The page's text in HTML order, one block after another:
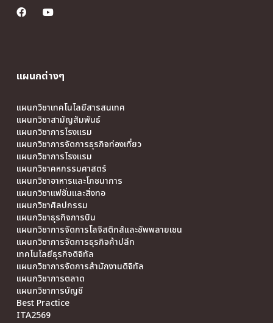
แผนกต่างๆ
แผนกวิชาเทคโนโลยีสารสนเทศ
แผนกวิชาสามัญสัมพันธ์
แผนกวิชาการโรงแรม
แผนกวิชาการจัดการธุรกิจท่องเที่ยว
แผนกวิชาการโรงแรม
แผนกวิชาคหกรรมศาสตร์
แผนกวิชาอาหารและโภชนาการ
แผนกวิชาแฟชั่นและสิ่งทอ
แผนกวิชาศิลปกรรม
แผนกวิชาธุรกิจการบิน
แผนกวิชาการจัดการโลจิสติกส์และซัพพลายเชน
แผนกวิชาการจัดการธุรกิจค้าปลีก
เทคโนโลยีธุรกิจดิจิทัล
แผนกวิชาการจัดการสำนักงานดิจิทัล
แผนกวิชาการตลาด
แผนกวิชาการบัญชี
Best Practice
ITA2569